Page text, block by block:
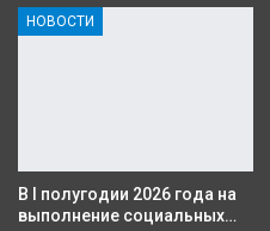
НОВОСТИ
В I полугодии 2026 года на
выполнение социальных…